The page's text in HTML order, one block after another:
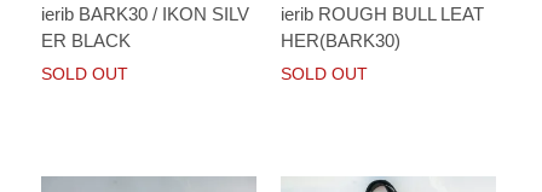
ierib BARK30 / IKON SILV
ER BLACK
SOLD OUT
ierib ROUGH BULL LEAT
HER(BARK30)
SOLD OUT